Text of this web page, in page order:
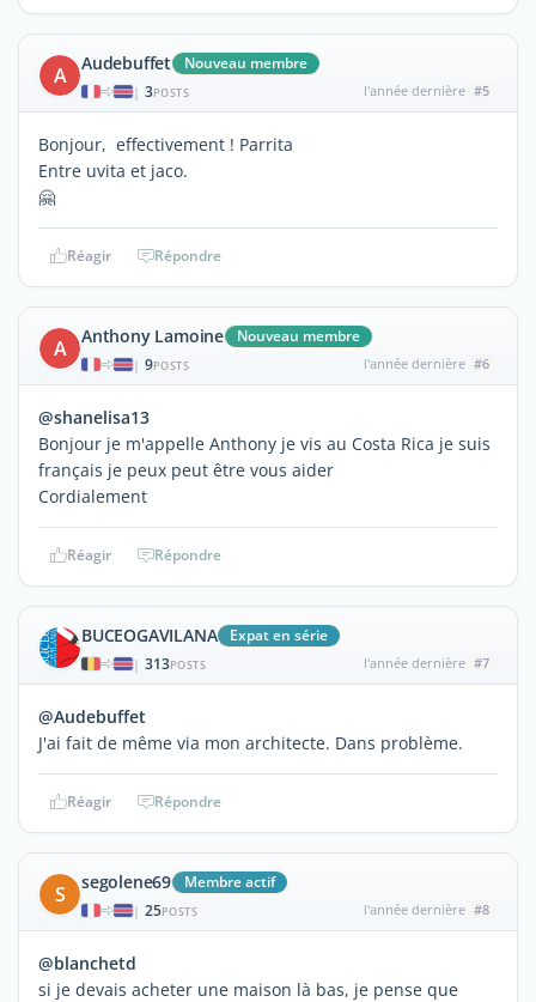
A Audebuffet Nouveau membre
| 3POSTS l'année dernière #5
Bonjour, effectivement ! Parrita
Entre uvita et jaco.
🤗
Réagir Répondre
A Anthony Lamoine Nouveau membre
| 9POSTS l'année dernière #6
@shanelisa13
Bonjour je m'appelle Anthony je vis au Costa Rica je suis
français je peux peut être vous aider
Cordialement
Réagir Répondre
BUCEOGAVILANA Expat en série
| 313POSTS l'année dernière #7
@Audebuffet
J'ai fait de même via mon architecte. Dans problème.
Réagir Répondre
S segolene69 Membre actif
| 25POSTS l'année dernière #8
@blanchetd
si je devais acheter une maison là bas, je pense que